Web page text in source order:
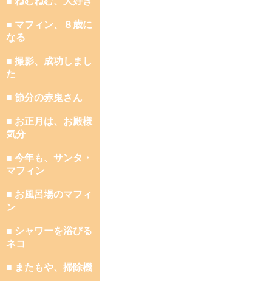
■ マフィン、８歳に
なる
■ 撮影、成功しまし
た
■ 節分の赤鬼さん
■ お正月は、お殿様
気分
■ 今年も、サンタ・
マフィン
■ お風呂場のマフィ
ン
■ シャワーを浴びる
ネコ
■ またもや、掃除機